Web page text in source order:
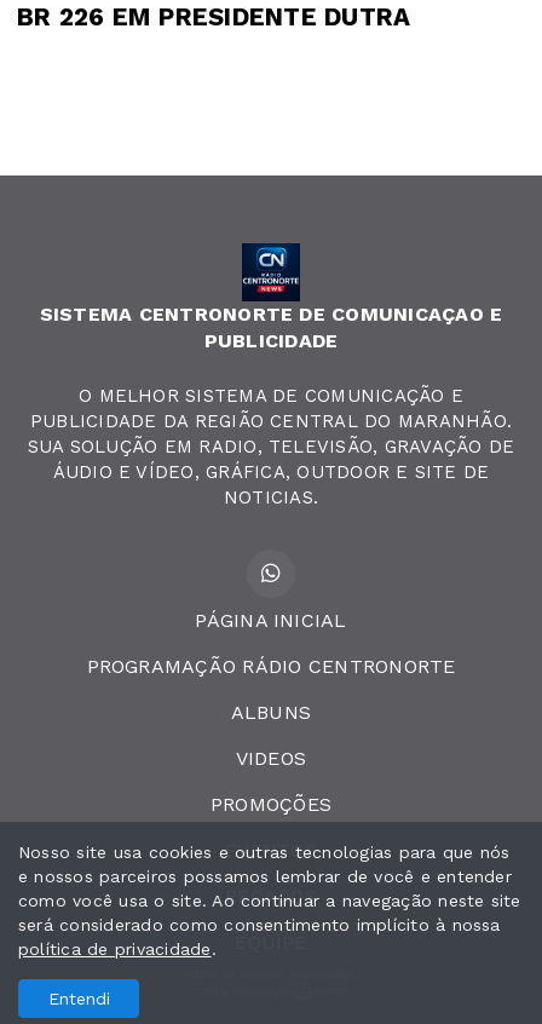
BR 226 EM PRESIDENTE DUTRA
SISTEMA CENTRONORTE DE COMUNICAÇAO E
PUBLICIDADE
O MELHOR SISTEMA DE COMUNICAÇÃO E
PUBLICIDADE DA REGIÃO CENTRAL DO MARANHÃO.
SUA SOLUÇÃO EM RADIO, TELEVISÃO, GRAVAÇÃO DE
ÁUDIO E VÍDEO, GRÁFICA, OUTDOOR E SITE DE
NOTICIAS.
PÁGINA INICIAL
PROGRAMAÇÃO RÁDIO CENTRONORTE
ALBUNS
VIDEOS
PROMOÇÕES
EVENTOS
RECADOS
Nosso site usa cookies e outras tecnologias para que nós
e nossos parceiros possamos lembrar de você e entender
como você usa o site. Ao continuar a navegação neste site
será considerado como consentimento implícito à nossa
política de privacidade.
Entendi